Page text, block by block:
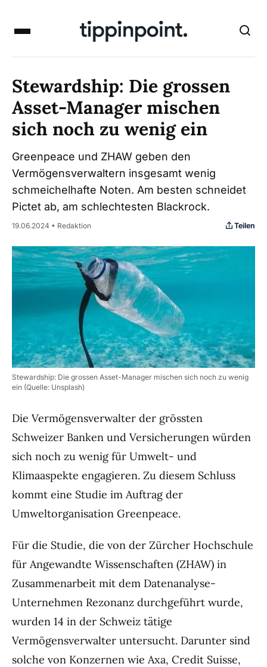
Stewardship: Die grossen
Asset-Manager mischen
sich noch zu wenig ein
Greenpeace und ZHAW geben den
Vermögensverwaltern insgesamt wenig
schmeichelhafte Noten. Am besten schneidet
Pictet ab, am schlechtesten Blackrock.
19.06.2024 • Redaktion Teilen
Stewardship: Die grossen Asset-Manager mischen sich noch zu wenig
ein (Quelle: Unsplash)
Die Vermögensverwalter der grössten
Schweizer Banken und Versicherungen würden
sich noch zu wenig für Umwelt- und
Klimaaspekte engagieren. Zu diesem Schluss
kommt eine Studie im Auftrag der
Umweltorganisation Greenpeace.
Für die Studie, die von der Zürcher Hochschule
für Angewandte Wissenschaften (ZHAW) in
Zusammenarbeit mit dem Datenanalyse-
Unternehmen Rezonanz durchgeführt wurde,
wurden 14 in der Schweiz tätige
Vermögensverwalter untersucht. Darunter sind
solche von Konzernen wie Axa, Credit Suisse,